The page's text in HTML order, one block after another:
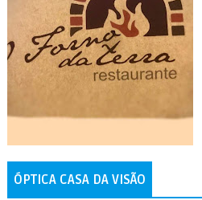
ÓPTICA CASA DA VISÃO